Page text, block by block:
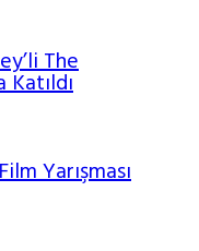
The
Yarışması